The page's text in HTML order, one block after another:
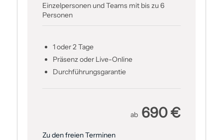
Einzelpersonen und Teams mit bis zu 6
Personen
1 oder 2 Tage
Präsenz oder Live-Online
Durch­führungsgarantie
ab 690 €
Zu den freien Terminen